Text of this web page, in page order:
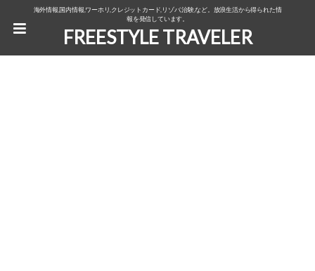
海外情報,国内情報,ワーホリ,クレジットカード,リゾバ,治験,など。放浪生活から得られた情
報を発信しています。
FREESTYLE TRAVELER